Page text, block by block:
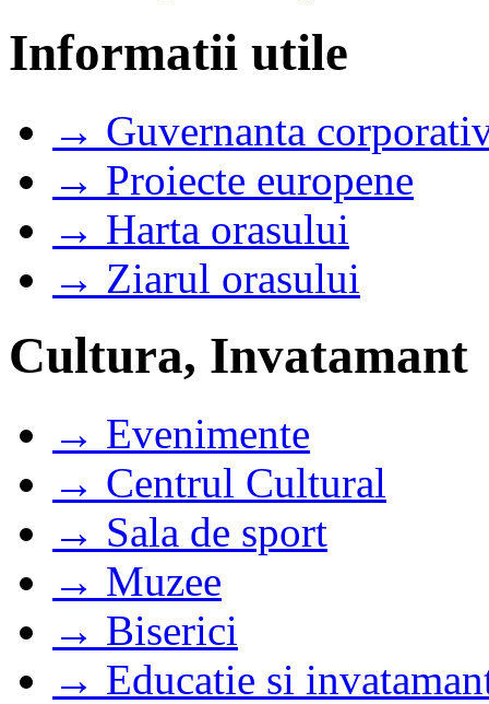
Informatii utile
→ Guvernanta
→ Proiecte europene
→ Harta orasului
→ Ziarul orasului
Cultura, Invatamant
→ Evenimente
→ Centrul Cultural
→ Sala de sport
→ Muzee
→ Biserici
→ Educatie si